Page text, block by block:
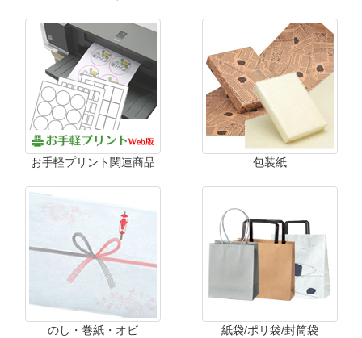
お手軽プリント関連商品 包装紙
のし・巻紙・オビ 紙袋/ポリ袋/封筒袋